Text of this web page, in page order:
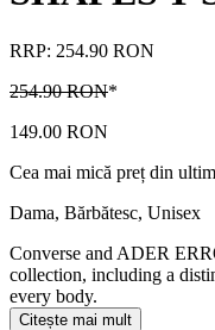
RRP: 254.90 RON
254.90 RON*
149.00 RON
Cea mai mică preț din
Dama, Bărbătesc, Unisex
Converse and ADER
collection, including a
every body.
Citește mai mult